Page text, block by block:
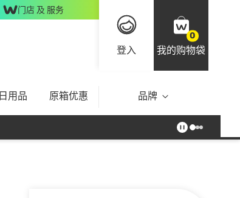
门店 及 服务
登入
0
我的购物袋
日用品 原箱优惠 品牌